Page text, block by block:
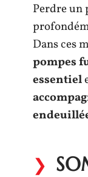
Perdre un
Dans ces
pompes
essentiel